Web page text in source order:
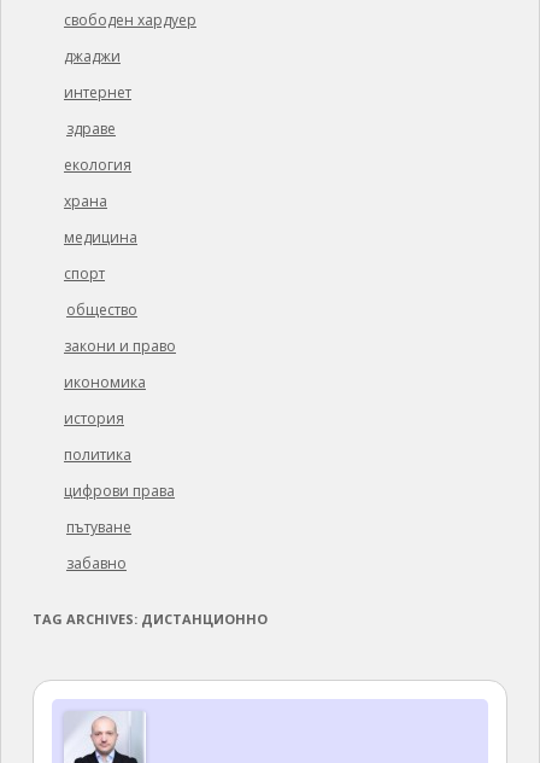
свободен хардуер
джаджи
интернет
здраве
екология
храна
медицина
спорт
общество
закони и право
икономика
история
политика
цифрови права
пътуване
забавно
TAG ARCHIVES: ДИСТАНЦИОННО